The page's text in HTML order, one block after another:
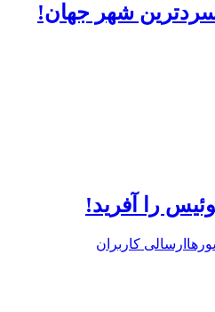
شهر جهان!
را آفرید!
ارسالی کاربران